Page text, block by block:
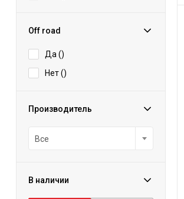
Off road
Да ()
Нет ()
Производитель
Все
В наличии